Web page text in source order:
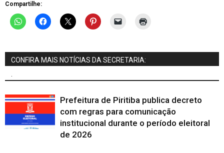
Compartilhe:
CONFIRA MAIS NOTÍCIAS DA SECRETARIA:
.
Prefeitura de Piritiba publica decreto
com regras para comunicação
institucional durante o período eleitoral
de 2026